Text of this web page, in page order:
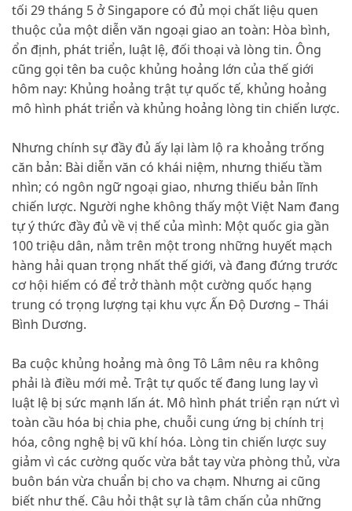
tối 29 tháng 5 ở Singapore có đủ mọi chất liệu quen
thuộc của một diễn văn ngoại giao an toàn: Hòa bình,
ổn định, phát triển, luật lệ, đối thoại và lòng tin. Ông
cũng gọi tên ba cuộc khủng hoảng lớn của thế giới
hôm nay: Khủng hoảng trật tự quốc tế, khủng hoảng
mô hình phát triển và khủng hoảng lòng tin chiến lược.
Nhưng chính sự đầy đủ ấy lại làm lộ ra khoảng trống
căn bản: Bài diễn văn có khái niệm, nhưng thiếu tầm
nhìn; có ngôn ngữ ngoại giao, nhưng thiếu bản lĩnh
chiến lược. Người nghe không thấy một Việt Nam đang
tự ý thức đầy đủ về vị thế của mình: Một quốc gia gần
100 triệu dân, nằm trên một trong những huyết mạch
hàng hải quan trọng nhất thế giới, và đang đứng trước
cơ hội hiếm có để trở thành một cường quốc hạng
trung có trọng lượng tại khu vực Ấn Độ Dương – Thái
Bình Dương.
Ba cuộc khủng hoảng mà ông Tô Lâm nêu ra không
phải là điều mới mẻ. Trật tự quốc tế đang lung lay vì
luật lệ bị sức mạnh lấn át. Mô hình phát triển rạn nứt vì
toàn cầu hóa bị chia phe, chuỗi cung ứng bị chính trị
hóa, công nghệ bị vũ khí hóa. Lòng tin chiến lược suy
giảm vì các cường quốc vừa bắt tay vừa phòng thủ, vừa
buôn bán vừa chuẩn bị cho va chạm. Nhưng ai cũng
biết như thế. Câu hỏi thật sự là tâm chấn của những